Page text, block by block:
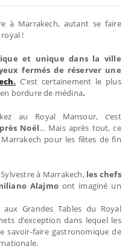
à Marrakech, autant se faire
!
et unique dans la ville
fermés de réserver une
. C’est certainement le plus
bordure de médina.
au Royal Mansour, c’est
Noël… Mais après tout, ce
pour les fêtes de fin
à Marrakech,les chefs
Alajmo ont imaginé un
Grandes Tables du Royal
d’exception dans lequel les
savoir-faire gastronomique de